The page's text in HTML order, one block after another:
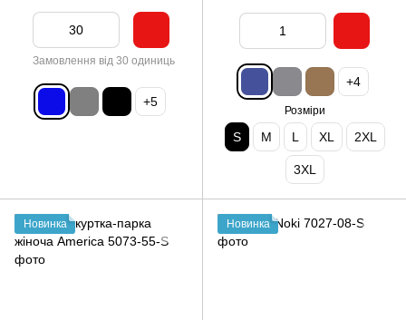
Замовлення від 30 одиниць
+5
+4
Розміри
S M L XL 2XL
3XL
Новинка Новинка